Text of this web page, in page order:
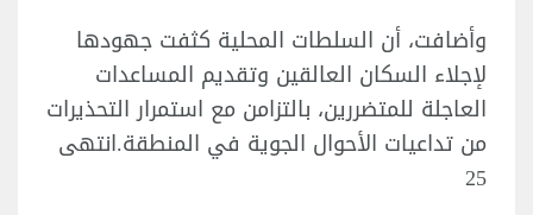
وأضافت، أن السلطات المحلية كثفت جهودها
لإجلاء السكان العالقين وتقديم المساعدات
العاجلة للمتضررين، بالتزامن مع استمرار التحذيرات
من تداعيات الأحوال الجوية في المنطقة.انتهى
25